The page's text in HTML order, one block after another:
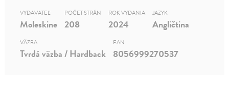
VYDAVATEĽ
Moleskine
POČET STRÁN
208
ROK VYDANIA
2024
JAZYK
Angličtina
VÄZBA
Tvrdá väzba / Hardback
EAN
8056999270537